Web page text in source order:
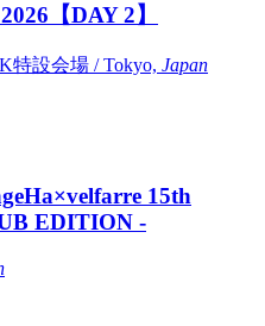
【DAY 2】
特設会場 / Tokyo, Japan
15th
EDITION -